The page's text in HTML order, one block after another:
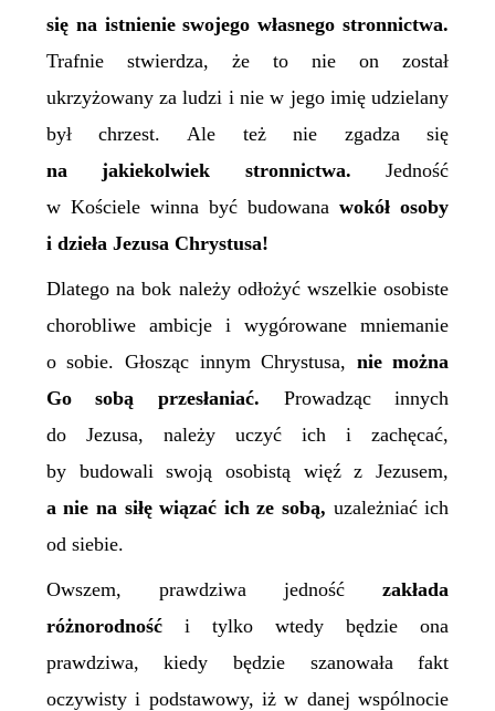
się na istnienie swojego własnego stronnictwa.
Trafnie stwierdza, że to nie on został
ukrzyżowany za ludzi i nie w jego imię udzielany
był chrzest. Ale też nie zgadza się
na jakiekolwiek stronnictwa. Jedność
w Kościele winna być budowanawokół osoby
i dzieła Jezusa Chrystusa!
Dlatego na bok należy odłożyć wszelkie osobiste
chorobliwe ambicje i wygórowane mniemanie
o sobie. Głosząc innym Chrystusa, nie można
Go sobą przesłaniać. Prowadząc innych
do Jezusa, należy uczyć ich i zachęcać,
by budowali swoją osobistą więź z Jezusem,
a nie na siłę wiązać ich ze sobą, uzależniać ich
od siebie.
Owszem, prawdziwa jednośćzakłada
różnorodnośći tylko wtedy będzie ona
prawdziwa, kiedy będzie szanowała fakt
oczywisty i podstawowy, iż w danej wspólnocie